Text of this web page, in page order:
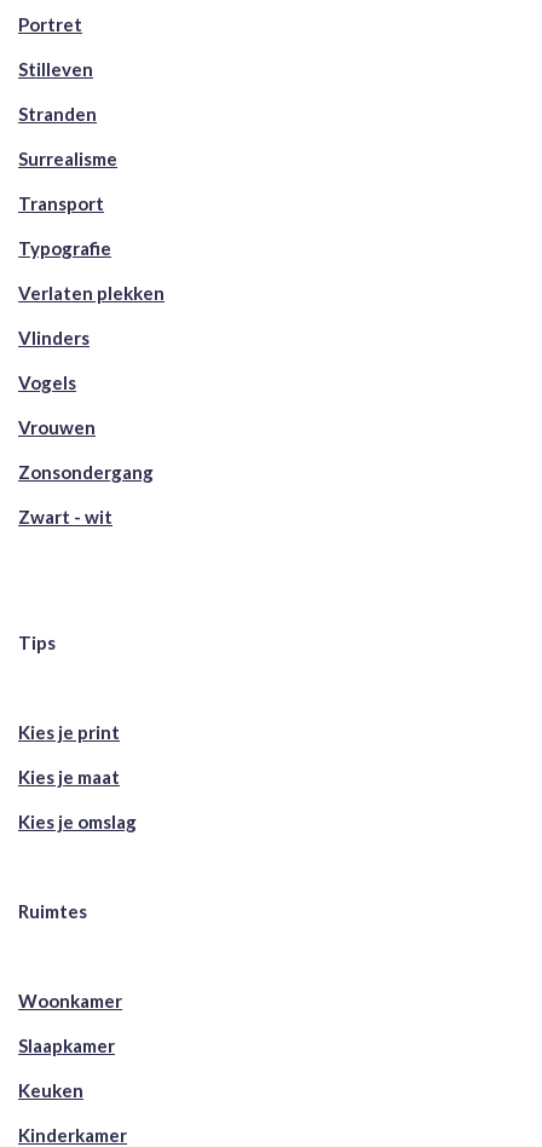
Portret
Stilleven
Stranden
Surrealisme
Transport
Typografie
Verlaten plekken
Vlinders
Vogels
Vrouwen
Zonsondergang
Zwart - wit
Tips
Kies je print
Kies je maat
Kies je omslag
Ruimtes
Woonkamer
Slaapkamer
Keuken
Kinderkamer